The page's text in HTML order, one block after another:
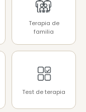
Terapia de
familia
Test de terapia